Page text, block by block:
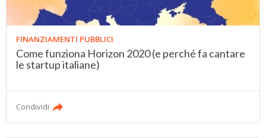
FINANZIAMENTI PUBBLICI
Come funziona Horizon 2020 (e perché fa cantare
le startup italiane)
Condividi